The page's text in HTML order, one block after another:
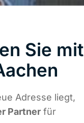
Sie mit
Adresse liegt,
Partner für